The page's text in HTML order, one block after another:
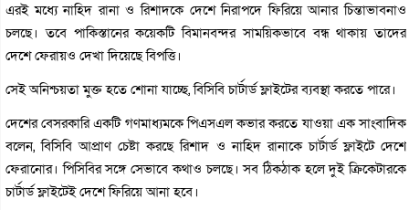
এরই মধ্যে নাহিদ রানা ও রিশাদকে দেশে নিরাপদে ফিরিয়ে আনার চিন্তাভাবনাও
চলছে। তবে পাকিস্তানের কয়েকটি বিমানবন্দর সাময়িকভাবে বন্ধ থাকায় তাদের
দেশে ফেরায়ও দেখা দিয়েছে বিপত্তি।
সেই অনিশ্চয়তা মুক্ত হতে শোনা যাচ্ছে, বিসিবি চার্টার্ড ফ্লাইটের ব্যবস্থা করতে পারে।
দেশের বেসরকারি একটি গণমাধ্যমকে পিএসএল কভার করতে যাওয়া এক সাংবাদিক
বলেন, বিসিবি আপ্রাণ চেষ্টা করছে রিশাদ ও নাহিদ রানাকে চার্টার্ড ফ্লাইটে দেশে
ফেরানোর। পিসিবির সঙ্গে সেভাবে কথাও চলছে। সব ঠিকঠাক হলে দুই ক্রিকেটারকে
চার্টার্ড ফ্লাইটেই দেশে ফিরিয়ে আনা হবে।